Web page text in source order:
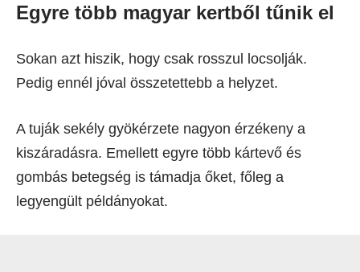
Egyre több magyar kertből tűnik el
Sokan azt hiszik, hogy csak rosszul locsolják.
Pedig ennél jóval összetettebb a helyzet.
A tuják sekély gyökérzete nagyon érzékeny a
kiszáradásra. Emellett egyre több kártevő és
gombás betegség is támadja őket, főleg a
legyengült példányokat.